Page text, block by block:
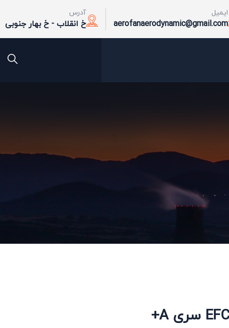
ایمیل
aerofanaerodynamic@gmail.com
آدرس
خ انقلاب - خ بهار جنوبی